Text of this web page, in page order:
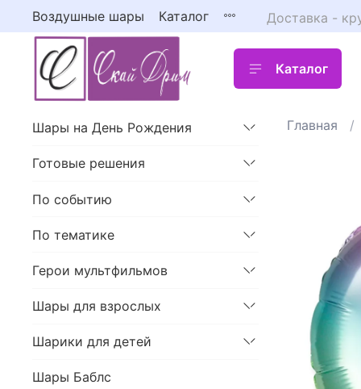
Воздушные шары Каталог Доставка -
Каталог
Главная
Шары на День Рождения
Готовые решения
По событию
По тематике
Герои мультфильмов
Шары для взрослых
Шарики для детей
Шары Баблс